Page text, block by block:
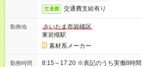
交通費 交通費支給有り
勤務地
さいたま市岩槻区
東岩槻駅
素材系メーカー
勤務時間 8:15～17:20 ※表記のうち実働8時